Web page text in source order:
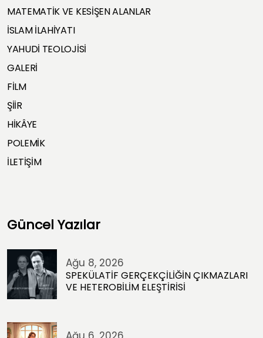
MATEMATİK VE KESİŞEN ALANLAR
İSLAM İLAHİYATI
YAHUDİ TEOLOJİSİ
GALERİ
FİLM
ŞİİR
HİKÂYE
POLEMİK
İLETİŞİM
Güncel Yazılar
Ağu 8, 2026
SPEKÜLATİF GERÇEKÇİLİĞİN ÇIKMAZLARI
VE HETEROBİLİM ELEŞTİRİSİ